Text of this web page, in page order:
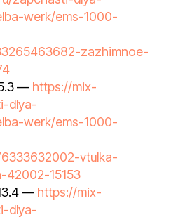
werk/ems-1000-
zazhimnoe-
— https://mix-
dlya-
werk/ems-1000-
vtulka-
42002-15153
— https://mix-
dlya-